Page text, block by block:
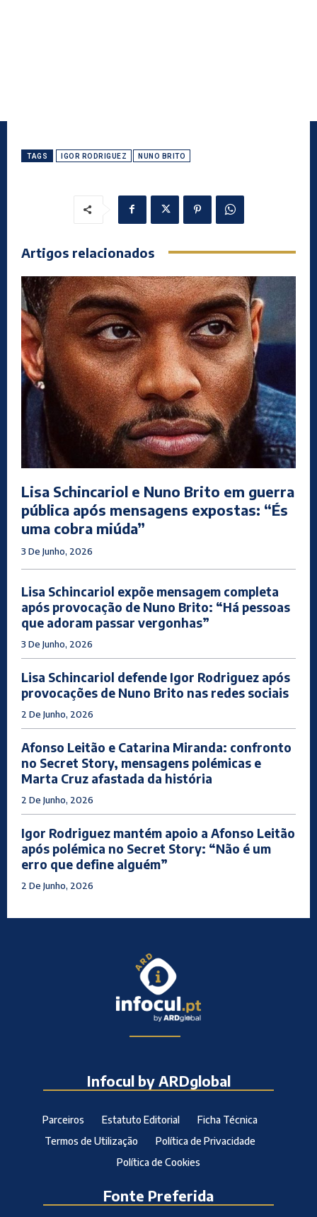
TAGS IGOR RODRIGUEZ NUNO BRITO
Artigos relacionados
Lisa Schincariol e Nuno Brito em guerra
pública após mensagens expostas: “És
uma cobra miúda”
3 De Junho, 2026
Lisa Schincariol expõe mensagem completa
após provocação de Nuno Brito: “Há pessoas
que adoram passar vergonhas”
3 De Junho, 2026
Lisa Schincariol defende Igor Rodriguez após
provocações de Nuno Brito nas redes sociais
2 De Junho, 2026
Afonso Leitão e Catarina Miranda: confronto
no Secret Story, mensagens polémicas e
Marta Cruz afastada da história
2 De Junho, 2026
Igor Rodriguez mantém apoio a Afonso Leitão
após polémica no Secret Story: “Não é um
erro que define alguém”
2 De Junho, 2026
Infocul by ARDglobal
Parceiros Estatuto Editorial
Ficha Técnica
Termos de Utilização
Política de Privacidade
Política de Cookies
Fonte Preferida